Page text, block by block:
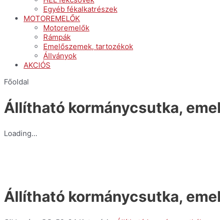
Egyéb fékalkatrészek
MOTOREMELŐK
Motoremelők
Rámpák
Emelőszemek, tartozékok
Állványok
AKCIÓS
Főoldal
Állítható kormánycsutka,
Loading...
Állítható kormánycsutka,